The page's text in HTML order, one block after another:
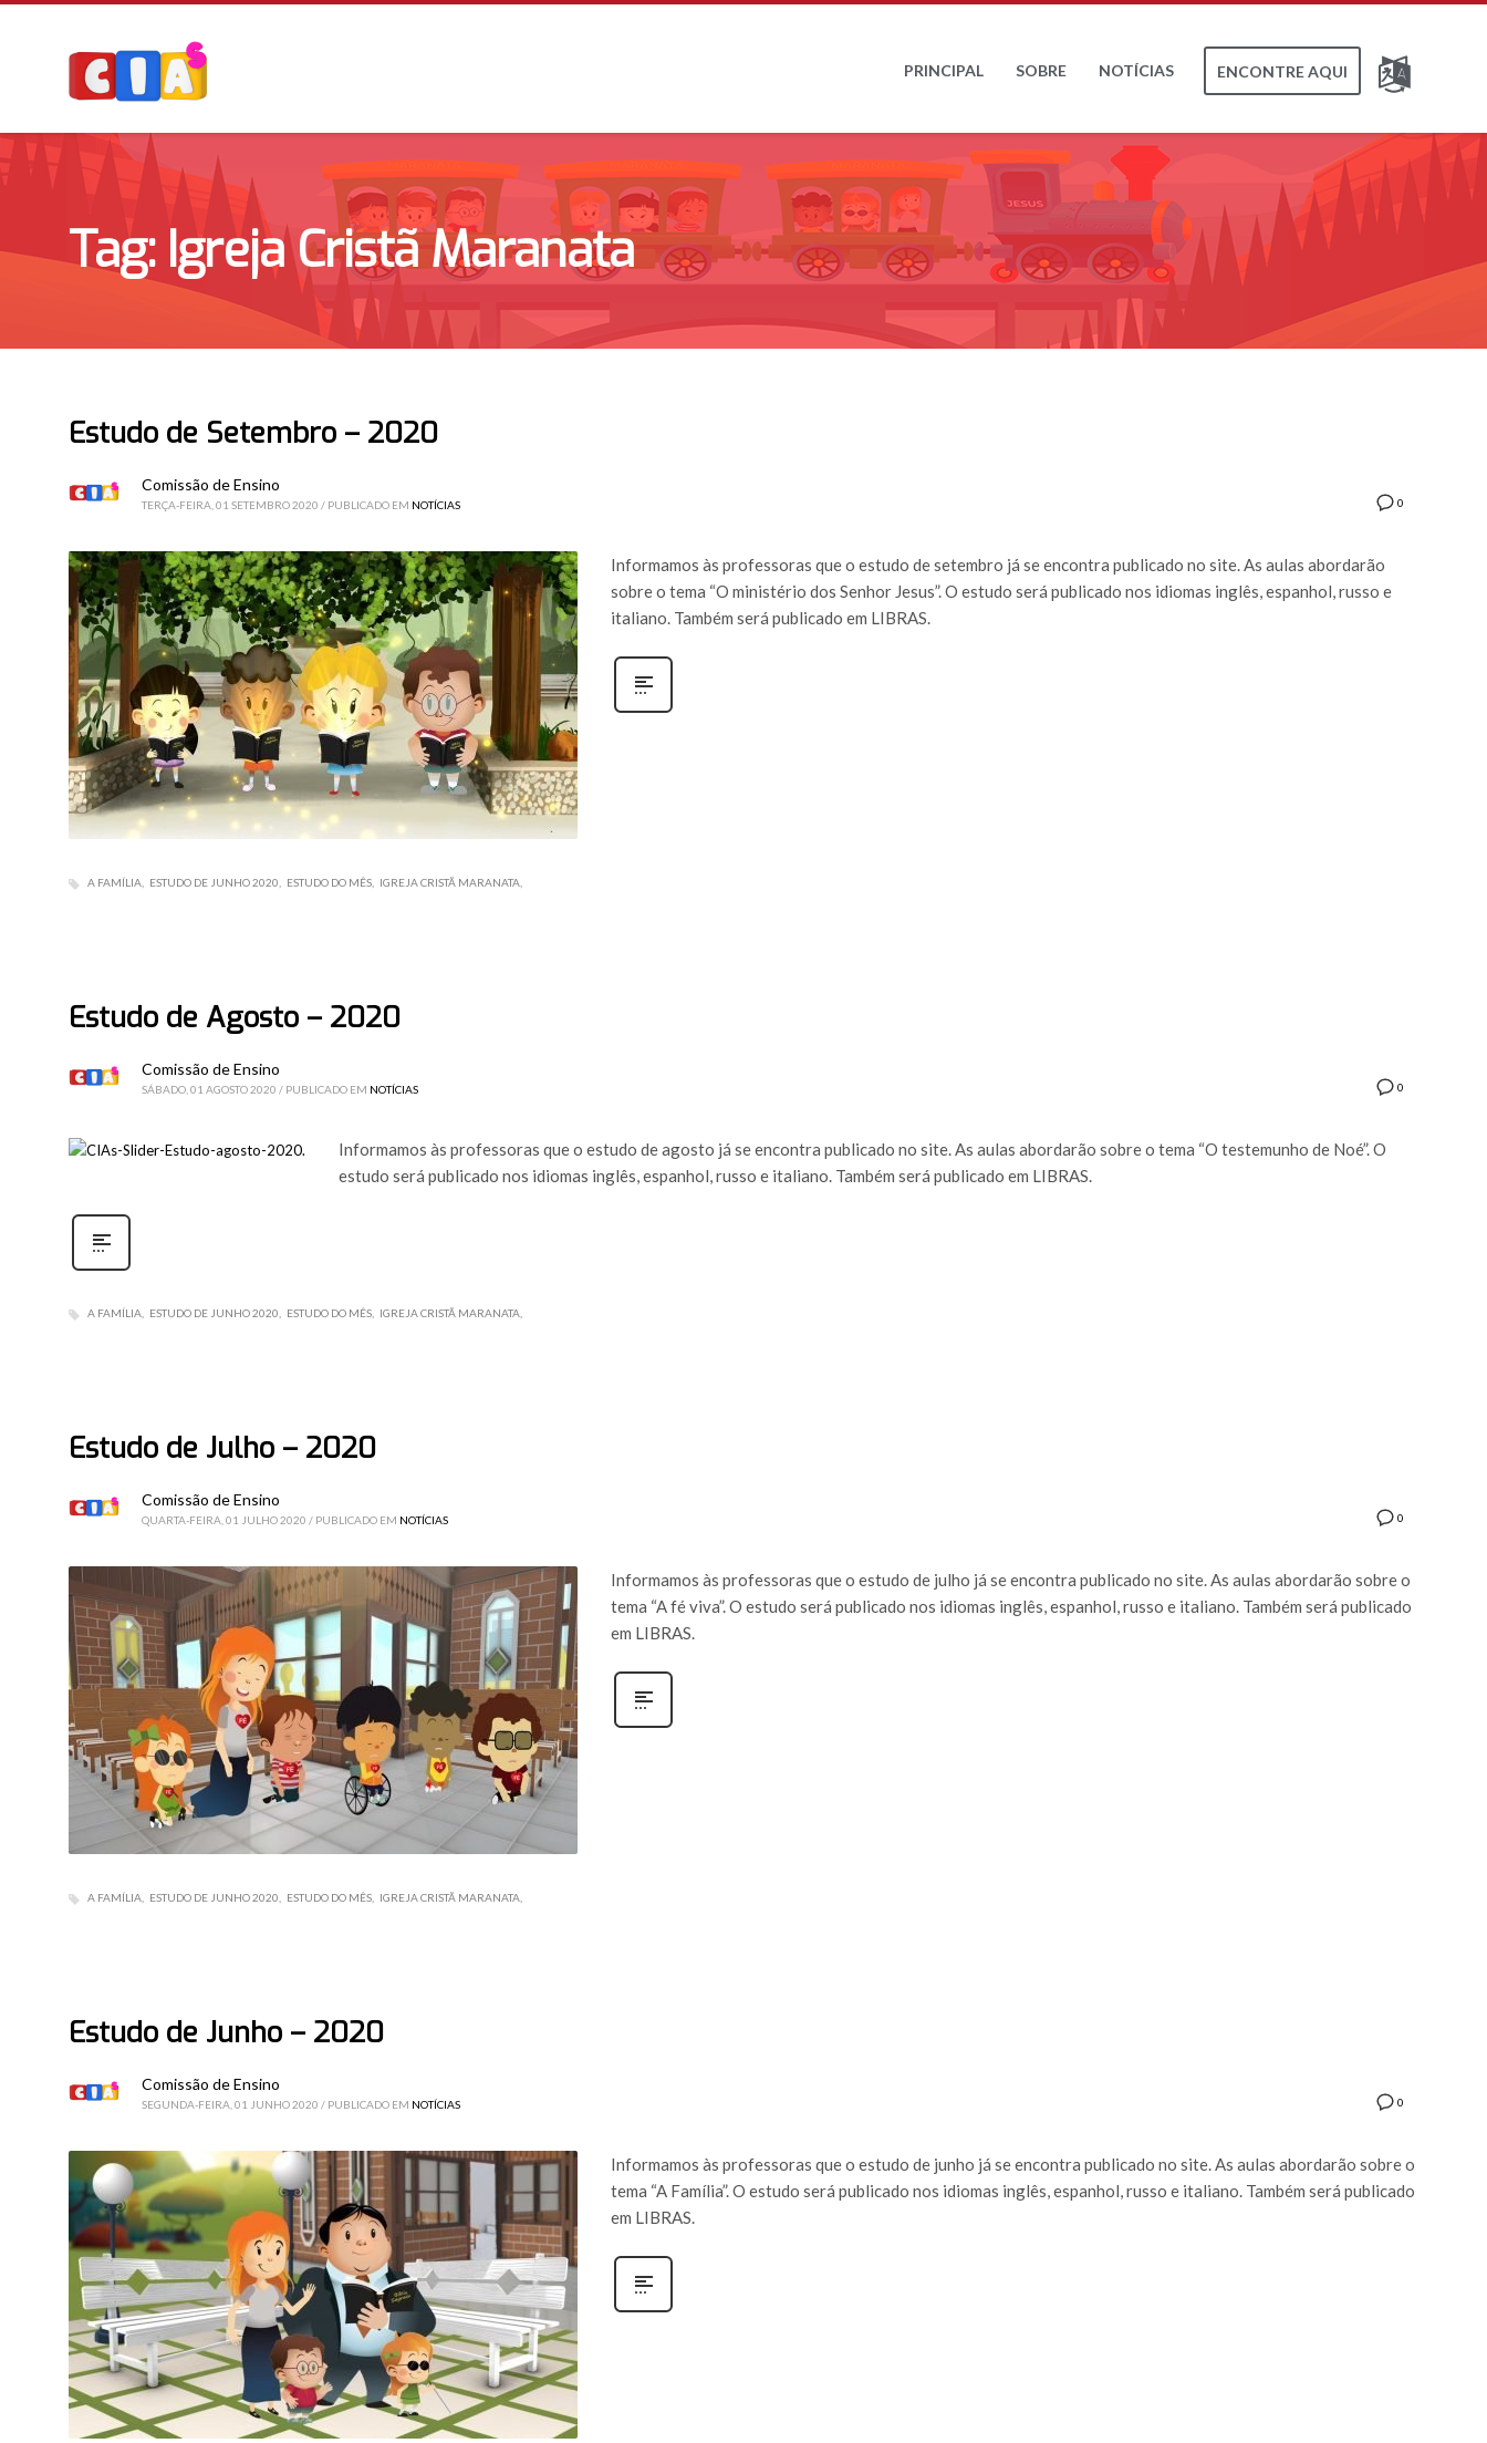
PRINCIPAL SOBRE NOTÍCIAS ENCONTRE AQUI
Tag: Igreja Cristã Maranata
Estudo de Setembro – 2020
0
Comissão de Ensino
TERÇA-FEIRA, 01 SETEMBRO 2020 / PUBLICADO EM NOTÍCIAS
Informamos às professoras que o estudo de setembro já se encontra publicado no site. As aulas abordarão
sobre o tema “O ministério dos Senhor Jesus”. O estudo será publicado nos idiomas inglês, espanhol, russo e
italiano. Também será publicado em LIBRAS.
A FAMÍLIA ESTUDO DE JUNHO 2020 ESTUDO DO MÊS IGREJA CRISTÃ MARANATA
Estudo de Agosto – 2020
0
Comissão de Ensino
SÁBADO, 01 AGOSTO 2020 / PUBLICADO EM NOTÍCIAS
Informamos às professoras que o estudo de agosto já se encontra publicado no site. As aulas abordarão sobre o tema “O testemunho de Noé”. O
estudo será publicado nos idiomas inglês, espanhol, russo e italiano. Também será publicado em LIBRAS.
A FAMÍLIA ESTUDO DE JUNHO 2020 ESTUDO DO MÊS IGREJA CRISTÃ MARANATA
Estudo de Julho – 2020
0
Comissão de Ensino
QUARTA-FEIRA, 01 JULHO 2020 / PUBLICADO EM NOTÍCIAS
Informamos às professoras que o estudo de julho já se encontra publicado no site. As aulas abordarão sobre o
tema “A fé viva”. O estudo será publicado nos idiomas inglês, espanhol, russo e italiano. Também será publicado
em LIBRAS.
A FAMÍLIA ESTUDO DE JUNHO 2020 ESTUDO DO MÊS IGREJA CRISTÃ MARANATA
Estudo de Junho – 2020
0
Comissão de Ensino
SEGUNDA-FEIRA, 01 JUNHO 2020 / PUBLICADO EM NOTÍCIAS
Informamos às professoras que o estudo de junho já se encontra publicado no site. As aulas abordarão sobre o
tema “A Família”. O estudo será publicado nos idiomas inglês, espanhol, russo e italiano. Também será publicado
em LIBRAS.